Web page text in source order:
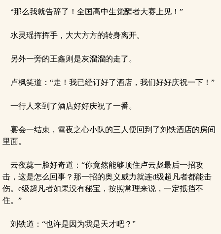
“那么我就告辞了！全国高中生觉醒者大赛上见！”
水灵瑶挥挥手，大大方方的转身离开。
另外一旁的王鑫则是灰溜溜的走了。
卢枫笑道：“走！我已经订好了酒店，我们好好庆祝一下！”
一行人来到了酒店好好庆祝了一番。
宴会一结束，雪夜之心小队的三人便回到了刘铁酒店的房间
里面。
云夜蕊一脸好奇道：“你竟然能够顶住卢云彪最后一招攻
击，这是怎么回事？那一招的奥义威力就连d级超凡者都能击
伤。e级超凡者如果没有秘宝，按照常理来说，一定抵挡不
住。”
刘铁道：“也许是因为我是天才吧？”